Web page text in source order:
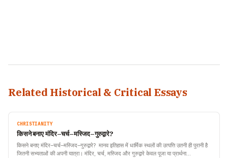
Related Historical & Critical Essays
CHRISTIANITY
किसने बनाए मंदिर–चर्च–मस्जिद–गुरुद्वारे?
किसने बनाए मंदिर–चर्च–मस्जिद–गुरुद्वारे? मानव इतिहास में धार्मिक स्थलों की उत्पत्ति उतनी ही पुरानी है
जितनी सभ्यताओं की अपनी यात्रा। मंदिर, चर्च, मस्जिद और गुरुद्वारे केवल पूजा या प्रार्थना…